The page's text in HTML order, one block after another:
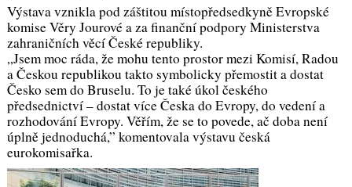
Výstava vznikla pod záštitou místopředsedkyně Evropské
komise Věry Jourové a za finanční podpory Ministerstva
zahraničních věcí České republiky.
„Jsem moc ráda, že mohu tento prostor mezi Komisí, Radou
a Českou republikou takto symbolicky přemostit a dostat
Česko sem do Bruselu. To je také úkol českého
předsednictví – dostat více Česka do Evropy, do vedení a
rozhodování Evropy. Věřím, že se to povede, ač doba není
úplně jednoduchá,” komentovala výstavu česká
eurokomisařka.